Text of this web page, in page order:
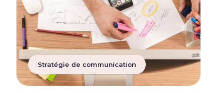
Stratégie de communication